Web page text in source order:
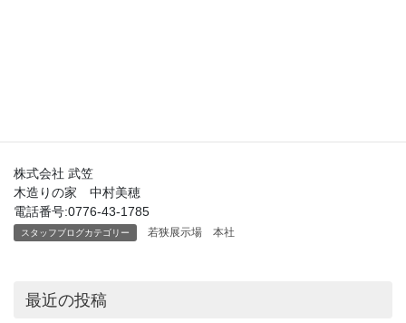
株式会社 武笠
木造りの家 中村美穂
電話番号:0776-43-1785
スタッフブログカテゴリー 若狭展示場 本社
最近の投稿